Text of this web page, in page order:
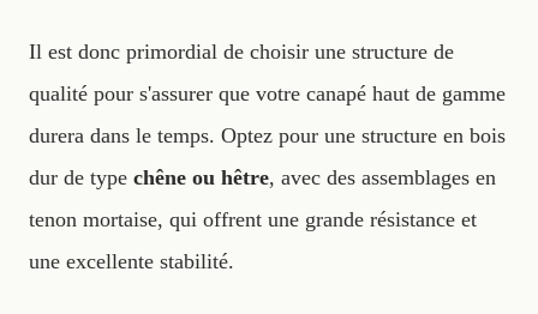
Il est donc primordial de choisir une structure de
qualité pour s'assurer que votre canapé haut de gamme
durera dans le temps. Optez pour une structure en bois
dur de type chêne ou hêtre, avec des assemblages en
tenon mortaise, qui offrent une grande résistance et
une excellente stabilité.